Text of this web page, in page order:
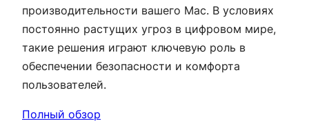
производительности вашего Mac. В условиях
постоянно растущих угроз в цифровом мире,
такие решения играют ключевую роль в
обеспечении безопасности и комфорта
пользователей.
Полный обзор